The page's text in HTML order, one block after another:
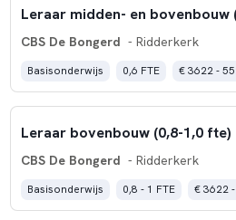
Leraar midden- en bovenbouw
CBS De Bongerd - Ridderkerk
Basisonderwijs 0,6 FTE € 3622 -
Leraar bovenbouw (0,8-1,0 fte)
CBS De Bongerd - Ridderkerk
Basisonderwijs 0,8 - 1 FTE € 3622